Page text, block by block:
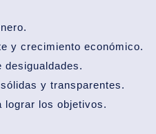
y crecimiento económico.
desigualdades.
y transparentes.
lograr los objetivos.